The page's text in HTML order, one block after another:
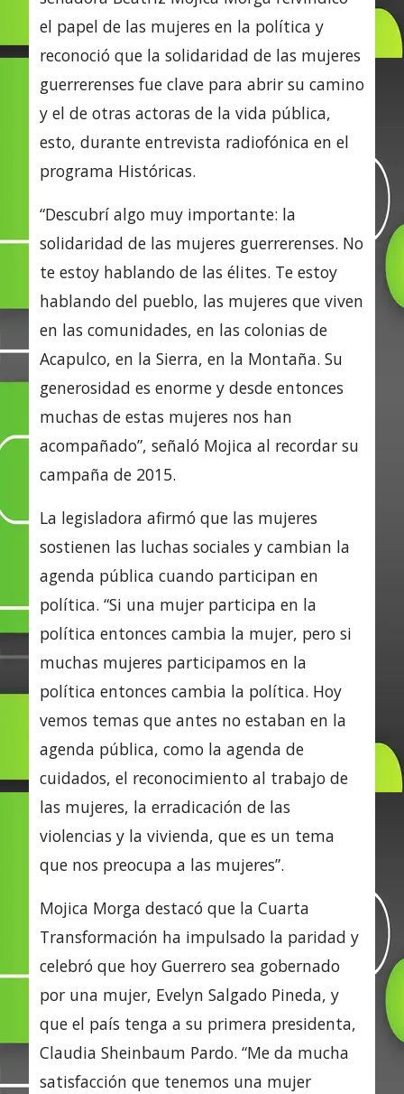
el papel de las mujeres en la política y
reconoció que la solidaridad de las mujeres
guerrerenses fue clave para abrir su camino
y el de otras actoras de la vida pública,
esto, durante entrevista radiofónica en el
programa Históricas.
“Descubrí algo muy importante: la
solidaridad de las mujeres guerrerenses. No
te estoy hablando de las élites. Te estoy
hablando del pueblo, las mujeres que viven
en las comunidades, en las colonias de
Acapulco, en la Sierra, en la Montaña. Su
generosidad es enorme y desde entonces
muchas de estas mujeres nos han
acompañado”, señaló Mojica al recordar su
campaña de 2015.
La legisladora afirmó que las mujeres
sostienen las luchas sociales y cambian la
agenda pública cuando participan en
política. “Si una mujer participa en la
política entonces cambia la mujer, pero si
muchas mujeres participamos en la
política entonces cambia la política. Hoy
vemos temas que antes no estaban en la
agenda pública, como la agenda de
cuidados, el reconocimiento al trabajo de
las mujeres, la erradicación de las
violencias y la vivienda, que es un tema
que nos preocupa a las mujeres”.
Mojica Morga destacó que la Cuarta
Transformación ha impulsado la paridad y
celebró que hoy Guerrero sea gobernado
por una mujer, Evelyn Salgado Pineda, y
que el país tenga a su primera presidenta,
Claudia Sheinbaum Pardo. “Me da mucha
satisfacción que tenemos una mujer